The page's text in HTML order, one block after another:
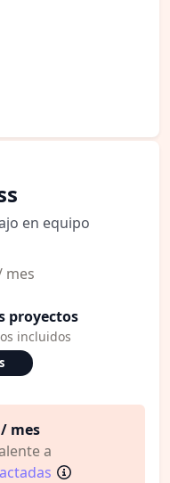
en equipo
mes
proyectos
incluidos
mes
a